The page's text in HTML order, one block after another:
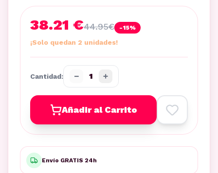
38.21 €44.95€ -15%
¡Solo quedan 2 unidades!
Cantidad: − 1 +
Añadir al Carrito
Envío GRATIS 24h